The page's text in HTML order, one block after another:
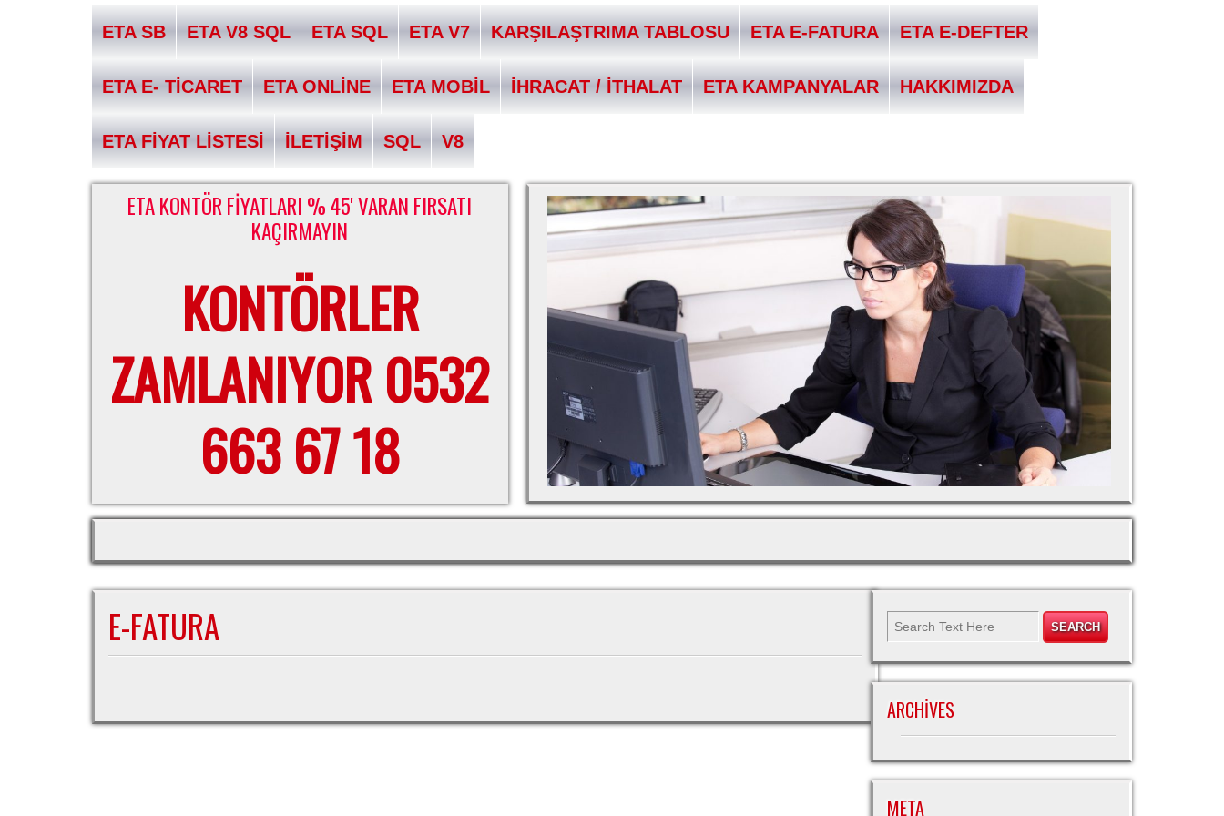
ETA SB ETA V8 SQL ETA SQL ETA V7 KARŞILAŞTRIMA TABLOSU ETA E-FATURA ETA E-DEFTER
ETA E- TİCARET ETA ONLİNE ETA MOBİL İHRACAT / İTHALAT ETA KAMPANYALAR HAKKIMIZDA
ETA FİYAT LİSTESİ İLETİŞİM SQL V8
ETA KONTÖR FİYATLARI % 45' VARAN FIRSATI
KAÇIRMAYIN
KONTÖRLER
ZAMLANIYOR 0532
663 67 18
E-FATURA
ARCHIVES
META